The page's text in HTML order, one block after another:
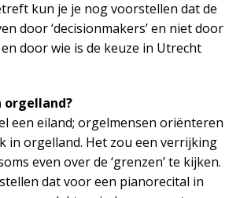
kun je je nog voorstellen dat de
door ‘decisionmakers’ en niet door
door wie is de keuze in Utrecht
orgelland?
een eiland; orgelmensen oriënteren
in orgelland. Het zou een verrijking
even over de ‘grenzen’ te kijken.
dat voor een pianorecital in